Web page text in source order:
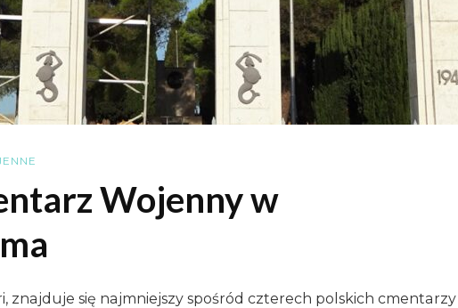
Wojenny w
znajduje się najmniejszy spośród czterech polskich cmentarzy